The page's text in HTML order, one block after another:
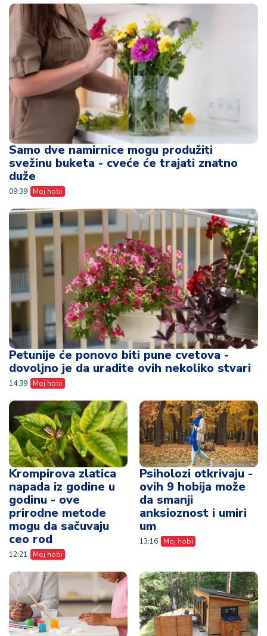
Samo dve namirnice mogu produžiti
svežinu buketa - cveće će trajati znatno
duže
09:39 Moj hobi
Petunije će ponovo biti pune cvetova -
dovoljno je da uradite ovih nekoliko stvari
14:39 Moj hobi
Krompirova zlatica
napada iz godine u
godinu - ove
prirodne metode
mogu da sačuvaju
ceo rod
12:21 Moj hobi
Psiholozi otkrivaju -
ovih 9 hobija može
da smanji
anksioznost i umiri
um
13:16 Moj hobi